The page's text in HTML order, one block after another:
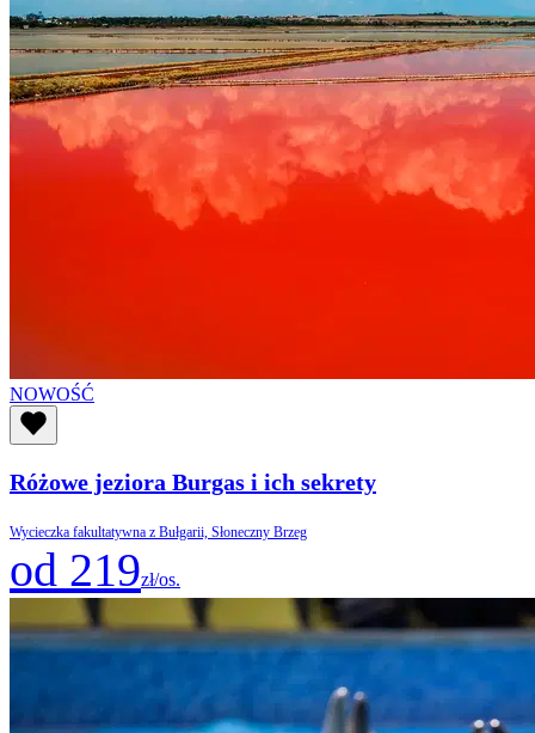
NOWOŚĆ
Różowe jeziora Burgas i ich sekrety
Wycieczka fakultatywna z Bułgarii, Słoneczny Brzeg
od 219zł/os.